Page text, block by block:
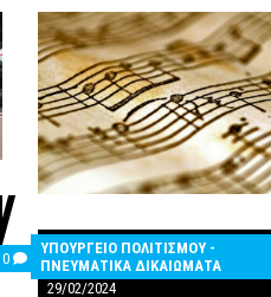
0 COMMENTS
ON
ΠΛΉΡΗΣ
ΥΠΟΥΡΓΕΙΟ ΠΟΛΙΤΙΣΜΟΥ -
ΠΝΕΥΜΑΤΙΚΑ ΔΙΚΑΙΩΜΑΤΑ
29/02/2024